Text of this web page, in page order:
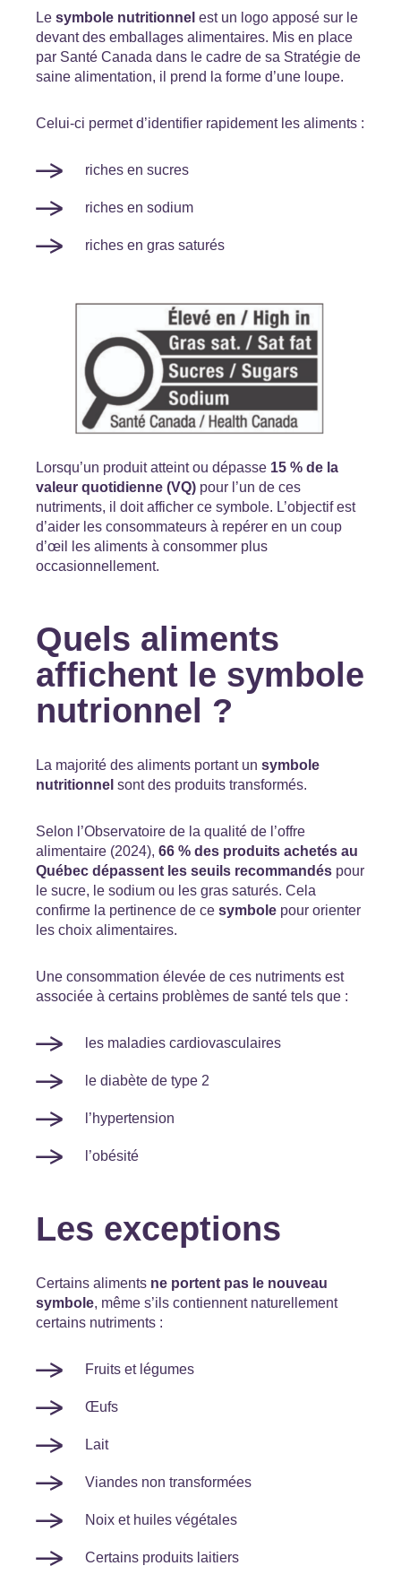
Le symbole nutritionnel est un logo apposé sur le
devant des emballages alimentaires. Mis en place
par Santé Canada dans le cadre de sa Stratégie de
saine alimentation, il prend la forme d’une loupe.
Celui-ci permet d’identifier rapidement les aliments :
riches en sucres
riches en sodium
riches en gras saturés
Lorsqu’un produit atteint ou dépasse 15 % de la
valeur quotidienne (VQ) pour l’un de ces
nutriments, il doit afficher ce symbole. L’objectif est
d’aider les consommateurs à repérer en un coup
d’œil les aliments à consommer plus
occasionnellement.
Quels aliments
affichent le symbole
nutrionnel ?
La majorité des aliments portant un symbole
nutritionnel sont des produits transformés.
Selon l’Observatoire de la qualité de l’offre
alimentaire (2024), 66 % des produits achetés au
Québec dépassent les seuils recommandés pour
le sucre, le sodium ou les gras saturés. Cela
confirme la pertinence de ce symbole pour orienter
les choix alimentaires.
Une consommation élevée de ces nutriments est
associée à certains problèmes de santé tels que :
les maladies cardiovasculaires
le diabète de type 2
l’hypertension
l’obésité
Les exceptions
Certains aliments ne portent pas le nouveau
symbole, même s’ils contiennent naturellement
certains nutriments :
Fruits et légumes
Œufs
Lait
Viandes non transformées
Noix et huiles végétales
Certains produits laitiers